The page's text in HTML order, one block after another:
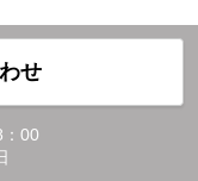
せ
00